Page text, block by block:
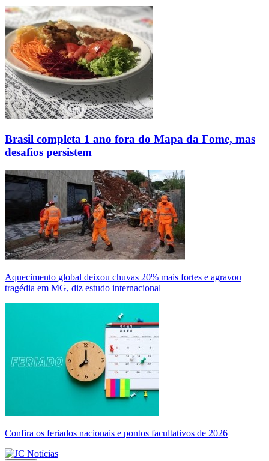
Brasil completa 1 ano fora do Mapa da Fome, mas
desafios persistem
Aquecimento global deixou chuvas 20% mais fortes e agravou
tragédia em MG, diz estudo internacional
Confira os feriados nacionais e pontos facultativos de 2026